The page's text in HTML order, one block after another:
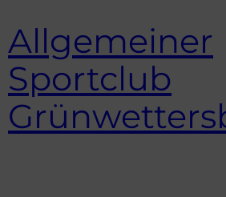
Inhalt
springen
Allgemeiner
Sportclub